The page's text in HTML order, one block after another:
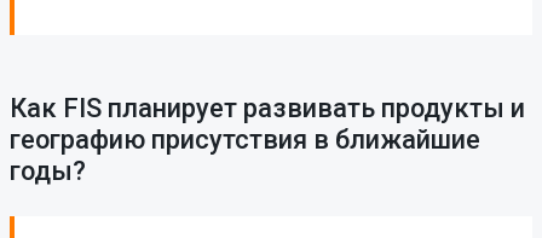
Как FIS планирует развивать продукты и
географию присутствия в ближайшие
годы?